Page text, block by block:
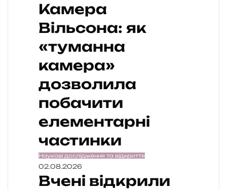
Камера
Вільсона: як
«туманна
камера»
дозволила
побачити
елементарні
частинки
Наукові дослідження та відкриття
02.08.2026
Вчені відкрили